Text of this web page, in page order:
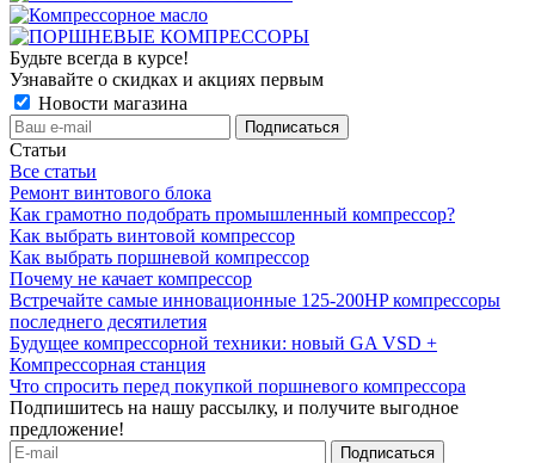
Будьте всегда в курсе!
Узнавайте о скидках и акциях первым
Новости магазина
Статьи
Все статьи
Ремонт винтового блока
Как грамотно подобрать промышленный компрессор?
Как выбрать винтовой компрессор
Как выбрать поршневой компрессор
Почему не качает компрессор
Встречайте самые инновационные 125-200HP компрессоры
последнего десятилетия
Будущее компрессорной техники: новый GA VSD +
Компрессорная станция
Что спросить перед покупкой поршневого компрессора
Подпишитесь на нашу рассылку, и получите выгодное
предложение!